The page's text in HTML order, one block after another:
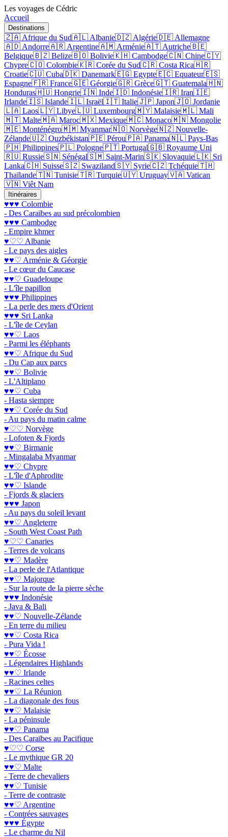
Les voyages de Cédric
Accueil
Destinations
🇿🇦 Afrique du Sud🇦🇱 Albanie🇩🇿 Algérie🇩🇪 Allemagne
🇦🇩 Andorre🇦🇷 Argentine🇦🇲 Arménie🇦🇹 Autriche🇧🇪
Belgique🇧🇿 Belize🇧🇴 Bolivie🇰🇭 Cambodge🇨🇳 Chine🇨🇾
Chypre🇨🇴 Colombie🇰🇷 Corée du Sud🇨🇷 Costa Rica🇭🇷
Croatie🇨🇺 Cuba🇩🇰 Danemark🇪🇬 Egypte🇪🇨 Equateur🇪🇸
Espagne🇫🇷 France🇬🇪 Géorgie🇬🇷 Grèce🇬🇹 Guatemala🇭🇳
Honduras🇭🇺 Hongrie🇮🇳 Inde🇮🇩 Indonésie🇮🇷 Iran🇮🇪
Irlande🇮🇸 Islande🇮🇱 Israël🇮🇹 Italie🇯🇵 Japon🇯🇴 Jordanie
🇱🇦 Laos🇱🇾 Libye🇱🇺 Luxembourg🇲🇾 Malaisie🇲🇱 Mali
🇲🇹 Malte🇲🇦 Maroc🇲🇽 Mexique🇲🇨 Monaco🇲🇳 Mongolie
🇲🇪 Monténégro🇲🇲 Myanmar🇳🇴 Norvège🇳🇿 Nouvelle-
Zélande🇺🇿 Ouzbékistan🇵🇪 Pérou🇵🇦 Panama🇳🇱 Pays-Bas
🇵🇭 Philippines🇵🇱 Pologne🇵🇹 Portugal🇬🇧 Royaume Uni
🇷🇺 Russie🇸🇳 Sénégal🇸🇲 Saint-Marin🇸🇰 Slovaquie🇱🇰 Sri
Lanka🇨🇭 Suisse🇸🇿 Swaziland🇸🇾 Syrie🇨🇿 Tchéquie🇹🇭
Thaïlande🇹🇳 Tunisie🇹🇷 Turquie🇺🇾 Uruguay🇻🇦 Vatican
🇻🇳 Viêt Nam
Itinéraires
♥♥♥ Colombie
- Des Caraïbes au sud précolombien
♥♥♥ Cambodge
- Empire khmer
♥♡♡ Albanie
- Le pays des aigles
♥♥♡ Arménie & Géorgie
- Le cœur du Caucase
♥♥♡ Guadeloupe
- L'île papillon
♥♥♥ Philippines
- La perle des mers d'Orient
♥♥♥ Sri Lanka
- L'île de Ceylan
♥♥♡ Laos
- Parmi les éléphants
♥♥♡ Afrique du Sud
- Du Cap aux parcs
♥♥♡ Bolivie
- L'Altiplano
♥♥♡ Cuba
- Hasta siempre
♥♥♡ Corée du Sud
- Au pays du matin calme
♥♡♡ Norvège
- Lofoten & Fjords
♥♥♡ Birmanie
- Mingalaba Myanmar
♥♥♡ Chypre
- L'île d'Aphrodite
♥♥♡ Islande
- Fjords & glaciers
♥♥♥ Japon
- Au pays du soleil levant
♥♥♡ Angleterre
- South West Coast Path
♥♡♡ Canaries
- Terres de volcans
♥♥♡ Madère
- La perle de l'Atlantique
♥♥♡ Majorque
- Sur la route de la pierre sèche
♥♥♥ Indonésie
- Java & Bali
♥♥♡ Nouvelle-Zélande
- En terre du milieu
♥♥♡ Costa Rica
- Pura Vida !
♥♥♡ Écosse
- Légendaires Highlands
♥♥♡ Irlande
- Racines celtes
♥♥♡ La Réunion
- La diagonale des fous
♥♥♡ Malaisie
- La péninsule
♥♥♡ Panama
- Des Caraïbes au Pacifique
♥♡♡ Corse
- Le mythique GR 20
♥♥♡ Malte
- Terre de chevaliers
♥♥♡ Tunisie
- Terre de contraste
♥♥♡ Argentine
- Contrées sauvages
♥♥♥ Égypte
- Le charme du Nil